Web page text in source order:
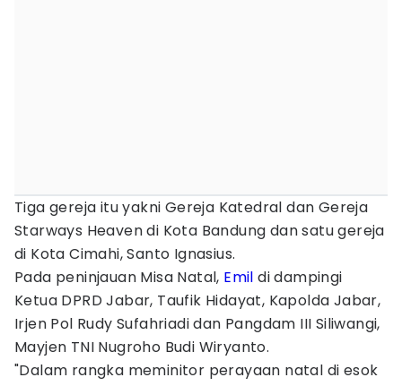
Tiga gereja itu yakni Gereja Katedral dan Gereja
Starways Heaven di Kota Bandung dan satu gereja
di Kota Cimahi, Santo Ignasius.
Pada peninjauan Misa Natal, Emil di dampingi
Ketua DPRD Jabar, Taufik Hidayat, Kapolda Jabar,
Irjen Pol Rudy Sufahriadi dan Pangdam III Siliwangi,
Mayjen TNI Nugroho Budi Wiryanto.
"Dalam rangka meminitor perayaan natal di esok